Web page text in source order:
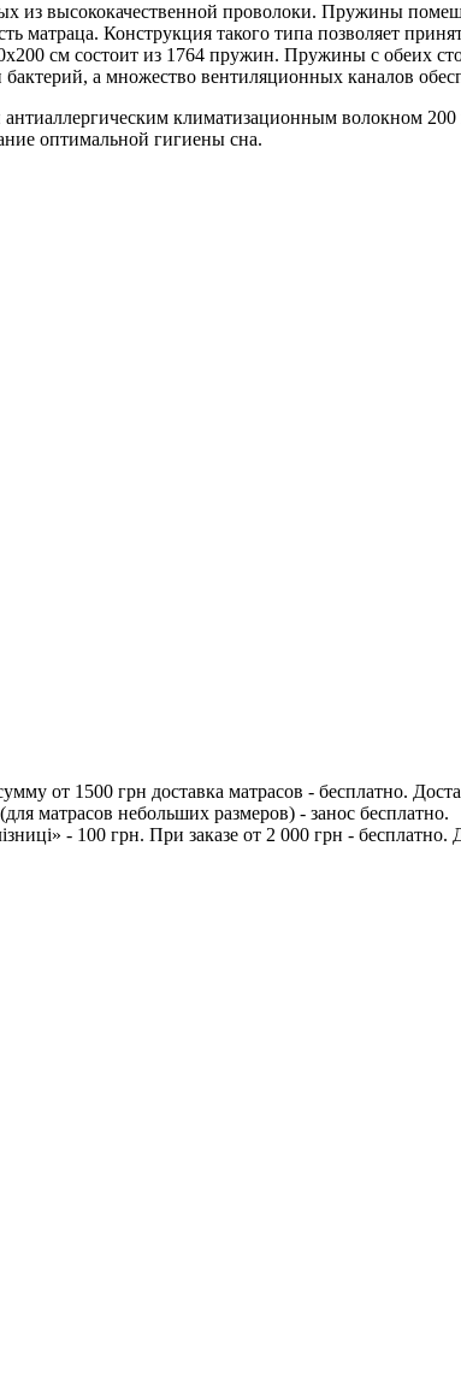
из высококачественной проволоки. Пружины
матраца. Конструкция такого типа позволяет
см состоит из 1764 пружин. Пружины с обеих
а множество вентиляционных каналов
климатизационным волокном
оптимальной гигиены сна.
от 1500 грн доставка матрасов - бесплатно.
матрасов небольших размеров) - занос бесплатно.
- 100 грн. При заказе от 2 000 грн - бесплатно.